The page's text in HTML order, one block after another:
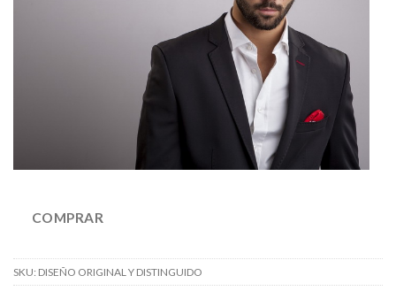
COMPRAR
SKU: DISEÑO ORIGINAL Y DISTINGUIDO